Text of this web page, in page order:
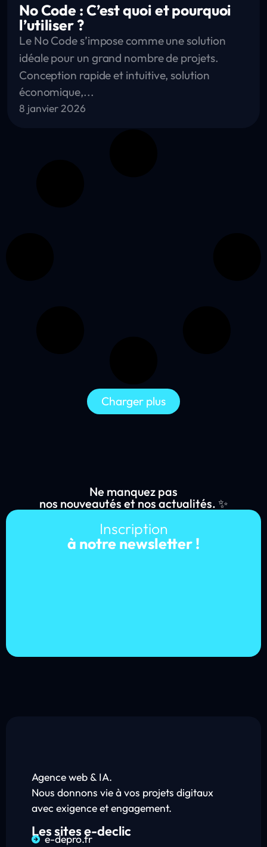
No Code : C’est quoi et pourquoi
l’utiliser ?
Le No Code s’impose comme une solution
idéale pour un grand nombre de projets.
Conception rapide et intuitive, solution
économique,...
8 janvier 2026
Charger plus
Ne manquez pas
nos nouveautés et nos actualités. ✨
Inscription
à notre newsletter !
Agence web & IA.
Nous donnons vie à vos projets digitaux
avec exigence et engagement.
Les sites e-declic
e-depro.fr